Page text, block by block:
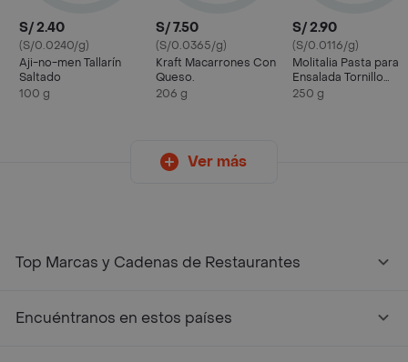
S/ 2.40
(S/0.0240/g)
Aji-no-men Tallarín
Saltado
100 g
S/ 7.50
(S/0.0365/g)
Kraft Macarrones Con
Queso.
206 g
S/ 2.90
(S/0.0116/g)
Molitalia Pasta para
Ensalada Tornillo
Especial con Sémola
250 g
Ver más
Top Marcas y Cadenas de Restaurantes
Encuéntranos en estos países